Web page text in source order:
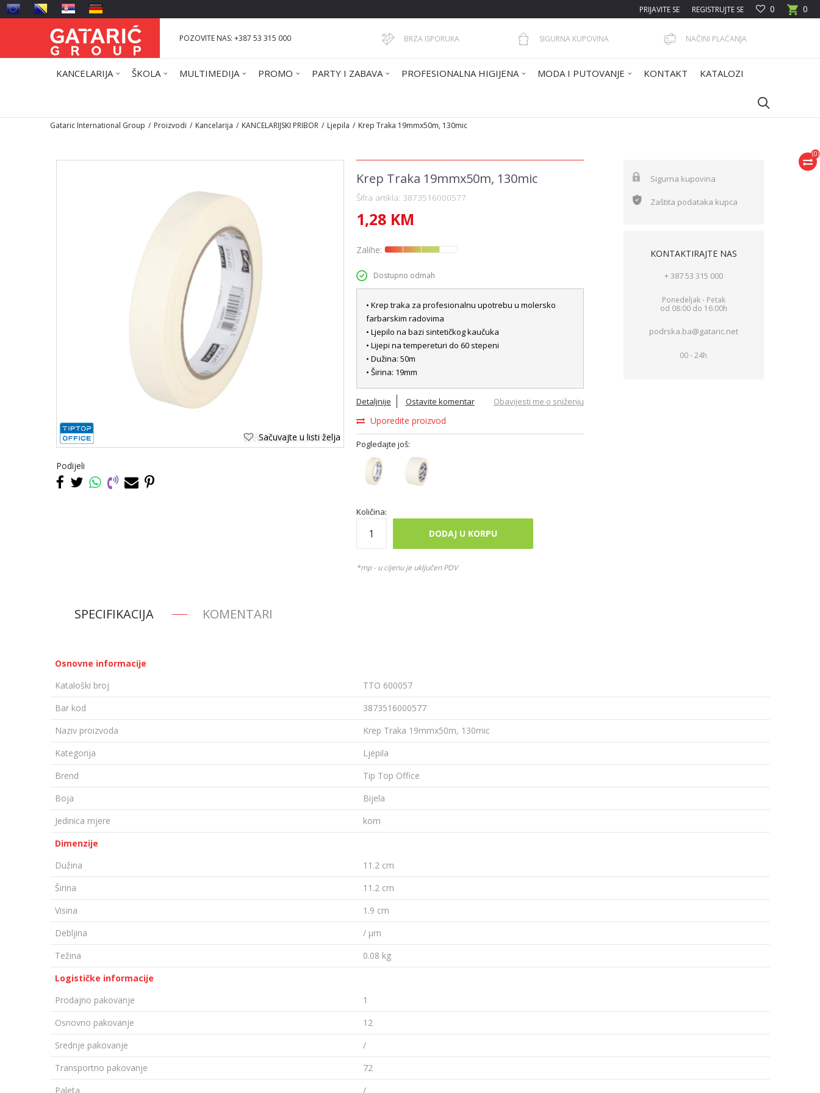
0
0
PRIJAVITE SE REGISTRUJTE SE
POZOVITE NAS: +387 53 315 000 BRZA ISPORUKA SIGURNA KUPOVINA NAČINI PLAĆANJA
KANCELARIJA ŠKOLA MULTIMEDIJA PROMO PARTY I ZABAVA PROFESIONALNA HIGIJENA MODA I PUTOVANJE KONTAKT KATALOZI
(0)
Gataric International Group Proizvodi Kancelarija KANCELARIJSKI PRIBOR Ljepila Krep Traka 19mmx50m, 130mic
Sačuvajte u listi želja
Podijeli
Krep Traka 19mmx50m, 130mic
Šifra artikla: 3873516000577
1,28 KM
Zalihe:
Dostupno odmah
• Krep traka za profesionalnu upotrebu u molersko
farbarskim radovima
• Ljepilo na bazi sintetičkog kaučuka
• Lijepi na tempereturi do 60 stepeni
• Dužina: 50m
• Širina: 19mm
Detaljnije Ostavite komentar
Uporedite proizvod
Obavijesti me o sniženju
Pogledajte još:
Količina:
DODAJ U KORPU
*mp - u cijenu je uključen PDV
Sigurna kupovina
Zaštita podataka kupca
KONTAKTIRAJTE NAS
+ 387 53 315 000
Ponedeljak - Petak
od 08:00 do 16:00h
podrska.ba@gataric.net
00 - 24h
SPECIFIKACIJA KOMENTARI
Osnovne informacije
Kataloški broj
TTO 600057
Bar kod
3873516000577
Naziv proizvoda
Krep Traka 19mmx50m, 130mic
Kategorija
Ljepila
Brend
Tip Top Office
Boja
Bijela
Jedinica mjere
kom
Dimenzije
Dužina
11.2 cm
Širina
11.2 cm
Visina
1.9 cm
Debljina
/ µm
Težina
0.08 kg
Logističke informacije
Prodajno pakovanje
1
Osnovno pakovanje
12
Srednje pakovanje
/
Transportno pakovanje
72
Paleta
/